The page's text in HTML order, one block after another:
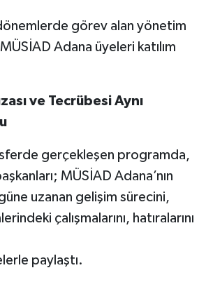
görev alan yönetim
Adana üyeleri katılım
ve Tecrübesi Aynı
gerçekleşen programda,
MÜSİAD Adana’nın
uzanan gelişim sürecini,
çalışmalarını, hatıralarını
paylaştı.